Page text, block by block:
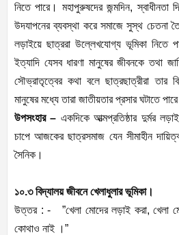
নিতে পারে। মহাপুরুষদের জন্মদিন, স্বাধীনতা
উদযাপনের ব্যবস্থা করে সমাজে সুস্থ চেতনা
লড়াইয়ে ছাত্ররা উল্লেখযোগ্য ভূমিকা নিতে
ইত্যাদি যেসব ধারণা মানুষের জীবনকে তথা
সৌভ্রাতৃত্বের কথা বলে ছাত্রছাত্রীরা তার
মানুষের মধ্যে তারা জাতীয়তার প্রসার ঘটাতে
উপসংহার – একদিকে আত্মপ্রতিষ্ঠার দুর্মর
চাপে আজকের ছাত্রসমাজ যেন সীমাহীন
সৈনিক।
১০.৩ বিদ্যালয় জীবনে খেলাধুলার ভূমিকা।
উত্তর : - ”খেলা মোদের লড়াই করা, খেলা
কোথাও নাই ।”